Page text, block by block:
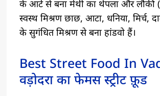
के आटे से बना मेथी का थेपला और लौकी
स्वस्थ मिश्रण छाछ, आटा, धनिया, मिर्च,
के सुगंधित मिश्रण से बना हांडवो हैं।
Best Street Food In
वड़ोदरा का फेमस स्ट्रीट फ़ूड